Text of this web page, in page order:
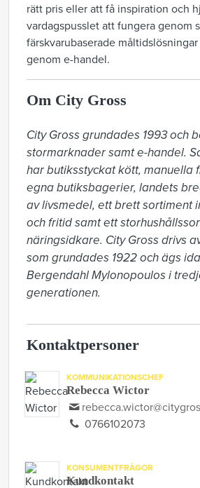
rätt pris eller att få inspiration och
vardagspuss­let att fungera genom
färskvarubaserade
genom e-handel.
Om City Gross
City Gross grundades 1993 och
stormarknader samt e-handel.
har butiksstyckat kött, manuella
egna butiksbagerier, landets
av livsmedel, ett brett sortiment
och fritid samt ett
näringsidkare. City Gross drivs
som grundades 1922 och ägs
Bergendahl Mylonopoulos i
generationen.
Kontaktpersoner
KOMMUNIKATIONSCHEF
Rebecca Wictor
0766102073
KONSUMENTFRÅGOR
Kundkontakt